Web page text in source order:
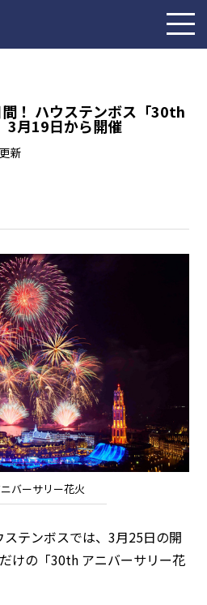
！ ハウステンボス「30th
3月19日から開催
新
バーサリー花火
テンボスでは、3月25日の開
けの「30th アニバーサリー花